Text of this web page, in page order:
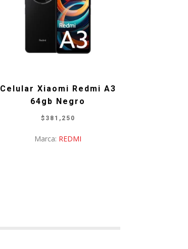
Celular Xiaomi Redmi A3
64gb Negro
$ 381,250
Marca: REDMI